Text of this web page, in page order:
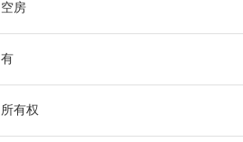
空房
有
所有权